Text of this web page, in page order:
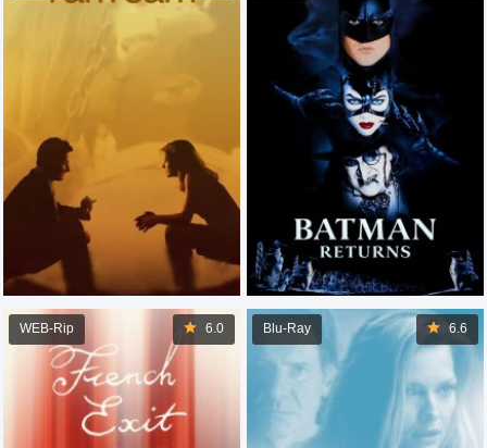
6.6
Blu-Ray
6.0
WEB-Rip